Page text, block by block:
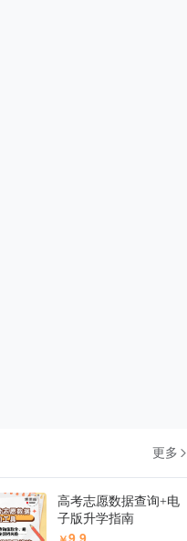
更多 
高考志愿数据查询+电
子版升学指南
9.9